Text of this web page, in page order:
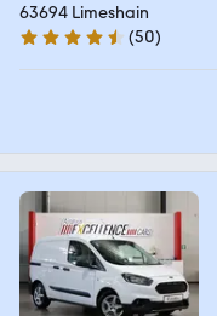
63694 Limeshain
4.7 Sterne
(50)